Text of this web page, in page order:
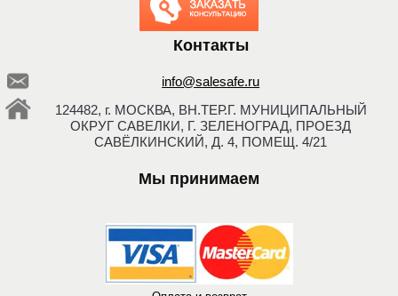
звонок
Контакты
info@salesafe.ru
124482, г. МОСКВА, ВН.ТЕР.Г. МУНИЦИПАЛЬНЫЙ
ОКРУГ САВЕЛКИ, Г. ЗЕЛЕНОГРАД, ПРОЕЗД
САВЁЛКИНСКИЙ, Д. 4, ПОМЕЩ. 4/21
Мы принимаем